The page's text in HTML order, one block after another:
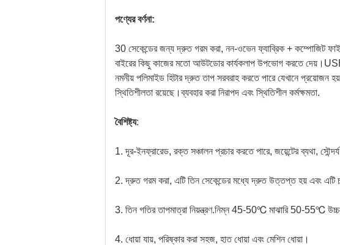
পণ্যের বর্ণনা:
30 সেকেন্ডের জন্য দ্রুত গরম করা, নন-ওভেন ফ্যাব্রিক + কম্পোজিট
বাইরের কিছু কাজের মতো আউটডোর কার্যকলাপ উপভোগ করতে
নমনীয় পলিমাইড হিটার দ্রুত তাপ সরবরাহ করতে পারে যেখানে
স্থিতিশীলতা রয়েছে।ব্যবহার করা নিরাপদ এবং স্থিতিশীল কর্মক্ষমতা.
বৈশিষ্ট্য:
1. দূর-ইনফ্রারেড, রক্ত ​​সঞ্চালন প্রচার করতে পারে, জয়েন্টের ব্যথা,
2. দ্রুত গরম করা, এটি তিন সেকেন্ডের মধ্যে দ্রুত উত্তপ্ত হয় এবং এটি
3. তিন গতির তাপমাত্রা নিয়ন্ত্রণ.নিম্ন 45-50℃ মাঝারি 50-55℃
4. ধোয়া যায়, পরিষ্কার করা সহজ, হাত ধোয়া এবং মেশিন ধোয়া।